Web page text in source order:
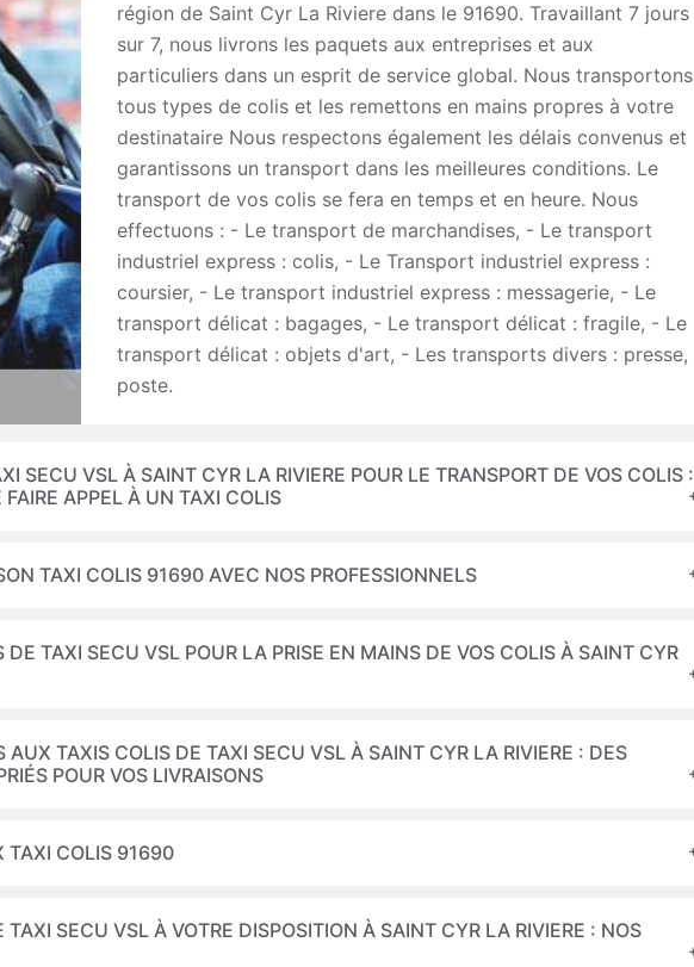
région de Saint Cyr La Riviere dans le 91690. Travaillant 7 jours
sur 7, nous livrons les paquets aux entreprises et aux
particuliers dans un esprit de service global. Nous transportons
tous types de colis et les remettons en mains propres à votre
destinataire Nous respectons également les délais convenus et
garantissons un transport dans les meilleures conditions. Le
transport de vos colis se fera en temps et en heure. Nous
effectuons : - Le transport de marchandises, - Le transport
industriel express : colis, - Le Transport industriel express :
coursier, - Le transport industriel express : messagerie, - Le
transport délicat : bagages, - Le transport délicat : fragile, - Le
transport délicat : objets d'art, - Les transports divers : presse,
poste.
SECU VSL À SAINT CYR LA RIVIERE POUR LE TRANSPORT DE VOS COLIS :
FAIRE APPEL À UN TAXI COLIS
TAXI COLIS 91690 AVEC NOS PROFESSIONNELS
DE TAXI SECU VSL POUR LA PRISE EN MAINS DE VOS COLIS À SAINT CYR
AUX TAXIS COLIS DE TAXI SECU VSL À SAINT CYR LA RIVIERE : DES
POUR VOS LIVRAISONS
TAXI COLIS 91690
TAXI SECU VSL À VOTRE DISPOSITION À SAINT CYR LA RIVIERE : NOS